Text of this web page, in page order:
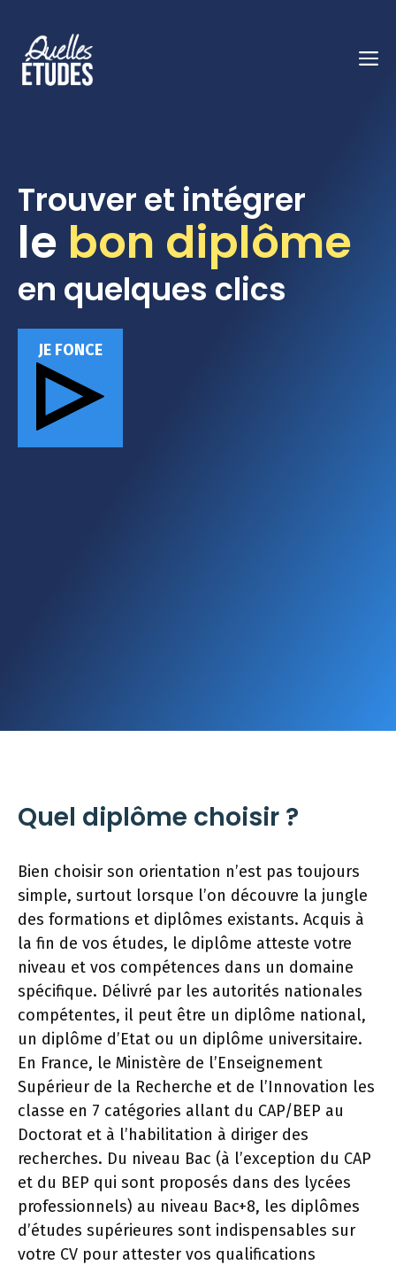
contenu
Trouver et intégrer
le bon diplôme
en quelques clics
JE FONCE
Quel diplôme choisir ?
Bien choisir son orientation n’est pas toujours
simple, surtout lorsque l’on découvre la jungle
des formations et diplômes existants. Acquis à
la fin de vos études, le diplôme atteste votre
niveau et vos compétences dans un domaine
spécifique. Délivré par les autorités nationales
compétentes, il peut être un diplôme national,
un diplôme d’Etat ou un diplôme universitaire.
En France, le Ministère de l’Enseignement
Supérieur de la Recherche et de l’Innovation les
classe en 7 catégories allant du CAP/BEP au
Doctorat et à l’habilitation à diriger des
recherches. Du niveau Bac (à l’exception du CAP
et du BEP qui sont proposés dans des lycées
professionnels) au niveau Bac+8, les diplômes
d’études supérieures sont indispensables sur
votre CV pour attester vos qualifications